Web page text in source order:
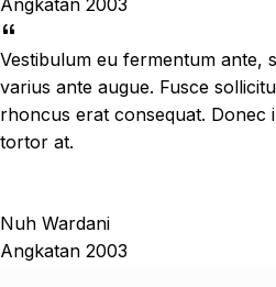
Angkatan 2003
Vestibulum eu fermentum ante,
varius ante augue. Fusce
rhoncus erat consequat. Donec
tortor at.
Nuh Wardani
Angkatan 2003